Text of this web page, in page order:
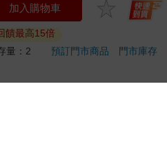
ATM! 如接獲電話要求您前往
以免受騙上當！
，退回商品須為全新狀態**
條及行政院消費者保護處公告之
加入購物車
饋最高15倍
量：2 預訂門市商品
門市庫存